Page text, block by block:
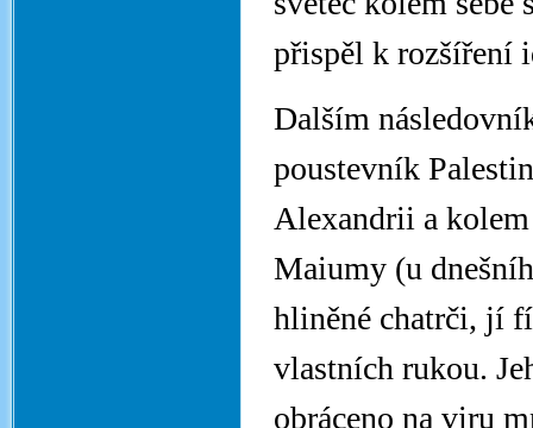
přispěl k rozšíření
Dalším
poustevník
Alexandrii a
Maiumy (u
hliněné chatrči, jí
vlastních rukou.
obráceno na viru